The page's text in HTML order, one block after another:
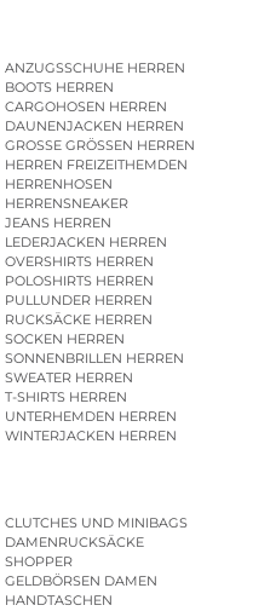
ANZUGSSCHUHE HERREN
BOOTS HERREN
CARGOHOSEN HERREN
DAUNENJACKEN HERREN
GROSSE GRÖSSEN HERREN
HERREN FREIZEITHEMDEN
HERRENHOSEN
HERRENSNEAKER
JEANS HERREN
LEDERJACKEN HERREN
OVERSHIRTS HERREN
POLOSHIRTS HERREN
PULLUNDER HERREN
RUCKSÄCKE HERREN
SOCKEN HERREN
SONNENBRILLEN HERREN
SWEATER HERREN
T-SHIRTS HERREN
UNTERHEMDEN HERREN
WINTERJACKEN HERREN
CLUTCHES UND MINIBAGS
DAMENRUCKSÄCKE
SHOPPER
GELDBÖRSEN DAMEN
HANDTASCHEN